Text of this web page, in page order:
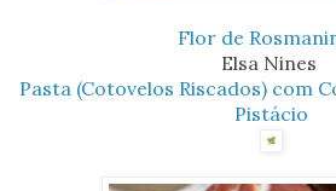
Flor de
Elsa Nines
Pasta (Cotovelos Riscados) com
Pistácio